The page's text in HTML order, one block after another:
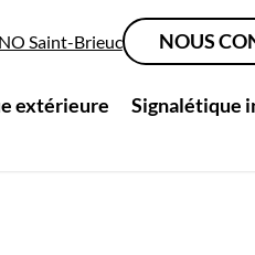
extérieure
Signalétique
Saint-Brieuc NOUS